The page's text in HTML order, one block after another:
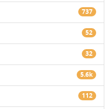
737
52
32
5.6k
112